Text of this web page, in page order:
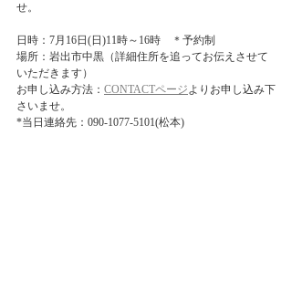
せ。
日時：7月16日(日)11時～16時　＊予約制
場所：岩出市中黒（詳細住所を追ってお伝えさせて
いただきます）
お申し込み方法： CONTACTページよりお申し込み下
さいませ。
*当日連絡先：090-1077-5101(松本)